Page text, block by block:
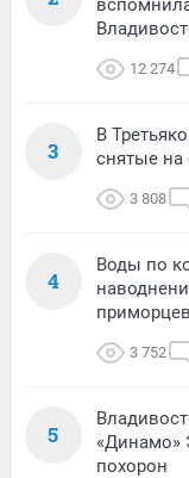
12 274
3
В
снятые
3 808
4
Воды по
3 752
5
«Динамо»
похорон